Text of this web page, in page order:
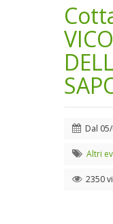
Dal
Altri
2350